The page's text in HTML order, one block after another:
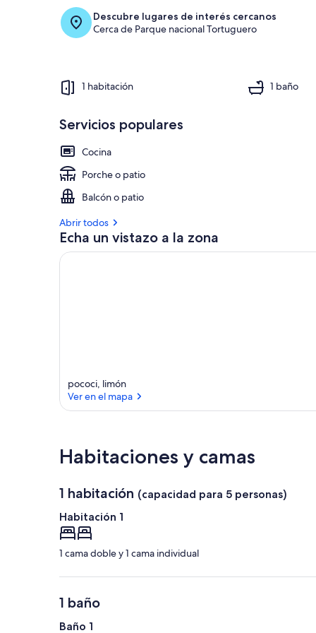
Descubre lugares de interés cercanos
Cerca de Parque nacional Tortuguero
1 habitación 1 baño
Servicios populares
Cocina
Porche o patio
Balcón o patio
Abrir todos
Echa un vistazo a la zona
pococi, limón
Ver en el mapa
Habitaciones y camas
1 habitación (capacidad para 5 personas)
Habitación 1
1 cama doble y 1 cama individual
1 baño
Baño 1